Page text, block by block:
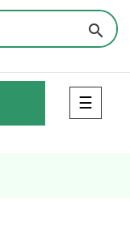
search
☰